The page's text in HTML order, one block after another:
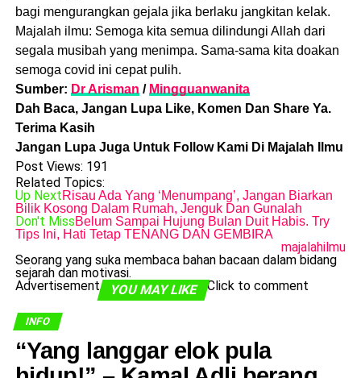
bagi mengurangkan gejala jika berlaku jangkitan kelak.
Majalah ilmu: Semoga kita semua dilindungi Allah dari
segala musibah yang menimpa. Sama-sama kita doakan
semoga covid ini cepat pulih.
Sumber: Dr Arisman / Mingguanwanita
Dah Baca, Jangan Lupa Like, Komen Dan Share Ya.
Terima Kasih
Jangan Lupa Juga Untuk Follow Kami Di Majalah Ilmu
Post Views: 191
Related Topics:
Up NextRisau Ada Yang ‘Menumpang’, Jangan Biarkan
Bilik Kosong Dalam Rumah, Jenguk Dan Gunalah
Don't MissBelum Sampai Hujung Bulan Duit Habis. Try
Tips Ini, Hati Tetap TENANG DAN GEMBIRA
majalahilmu
Seorang yang suka membaca bahan bacaan dalam bidang
sejarah dan motivasi.
Advertisement
YOU MAY LIKE Click to comment
INFO
​“Yang langgar elok pula